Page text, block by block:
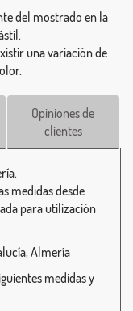
del mostrado en la
una variación de
Opiniones de
clientes
medidas desde
para utilización
Almería
medidas y